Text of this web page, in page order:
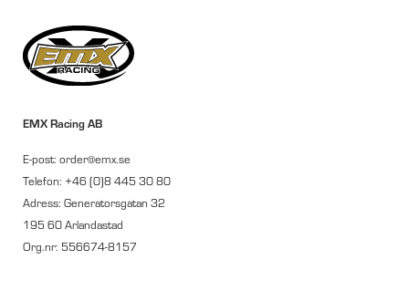
EMX Racing AB
E-post: order@emx.se
Telefon: +46 (0)8 445 30 80
Adress: Generatorsgatan 32
195 60 Arlandastad
Org.nr: 556674-8157